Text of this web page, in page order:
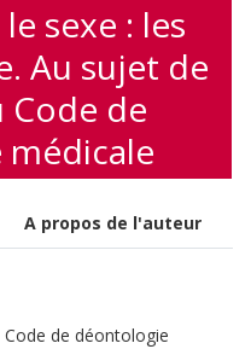
sexe : les
Au sujet de
Code de
A propos de l'auteur
de déontologie